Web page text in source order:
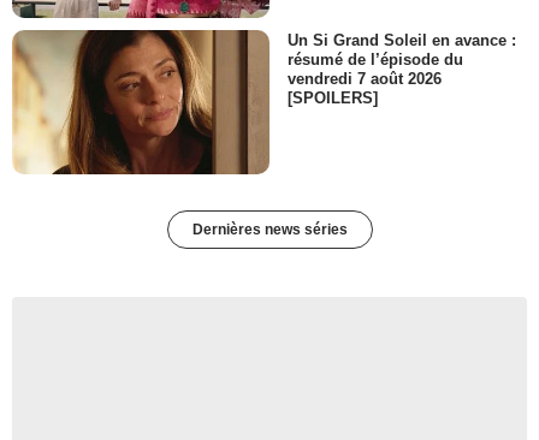
Un Si Grand Soleil en avance :
résumé de l’épisode du
vendredi 7 août 2026
[SPOILERS]
Dernières news séries